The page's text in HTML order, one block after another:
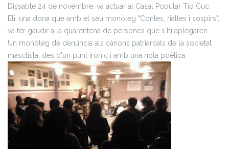
Dissabte 24 de novembre, va actuar al Casal Popular Tio Cuc,
Eli, una dona que amb el seu monòleg "Contes, rialles i sospirs",
va fer gaudir a la quarentena de persones que s'hi aplegaren.
Un monòleg de denúncia als cànons patriarcals de la societat
masclista, des d'un punt irònic i amb una nota poètica.